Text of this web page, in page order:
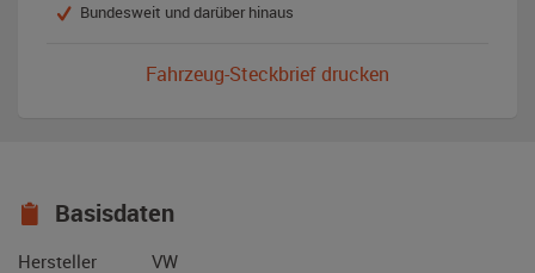
Bundesweit und darüber hinaus
Fahrzeug-Steckbrief drucken
Basisdaten
Hersteller
VW